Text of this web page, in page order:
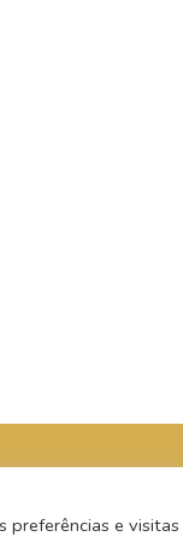
preferências e